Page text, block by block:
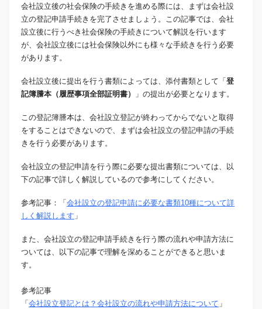
会社設立後の社会保険の手続きを進める際には、まずは会社設
立の登記申請手続きを完了させましょう。この記事では、会社
設立後に行うべき社会保険の手続きについて解説を行います
が、会社設立後には社会保険以外にも様々な手続きを行う必要
があります。
会社設立後に提出を行う書類によっては、添付書類として「 登
記簿謄本（履歴事項全部証明書）
」の提出が必要となります。
この登記簿謄本は、会社設立登記が終わってからでないと取得
をすることはできないので、まずは会社設立の登記申請の手続
きを行う必要があります。
会社設立の登記申請を行う際に必要な提出書類については、以
下の記事で詳しく解説しているので参考にしてください。
参考記事：「 会社設立の登記申請に必要な書類10種について詳
しく解説します 」
また、会社設立の登記申請手続きを行う際の流れや申請方法に
ついては、以下の記事で理解を深めることができると思いま
す。
参考記事
「 会社設立登記とは？会社設立の流れや申請方法について 」